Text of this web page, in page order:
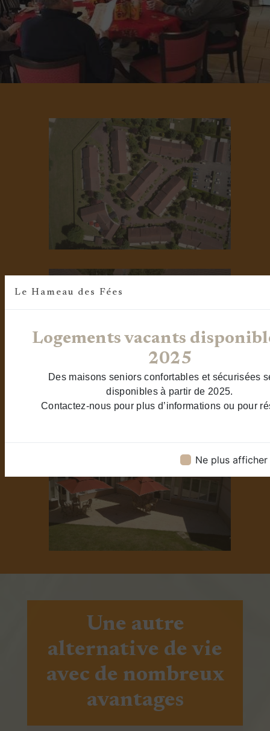
Le Hameau des Fées
Logements vacants
2025
Des maisons seniors confortables et sécurisées
disponibles à partir de 2025.
Contactez-nous pour plus d’informations ou pour
Ne plus
Une autre
alternative de vie
avec de nombreux
avantages